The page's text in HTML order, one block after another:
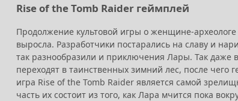
Rise of the Tomb Raider геймплей
Продолжение культовой игры о женщине-
выросла. Разработчики постарались на славу и
так разнообразили и приключения Лары. Так даже
переходят в таинственных зимний лес, после
игра Rise of the Tomb Raider является самой
часть их состоит из того, как Лара мчится пока